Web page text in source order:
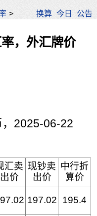
> 换算 今日 公告
，外汇牌价
2025-06-22
汇卖
出价
现钞卖
出价
中行折
算价
197.02 195.4